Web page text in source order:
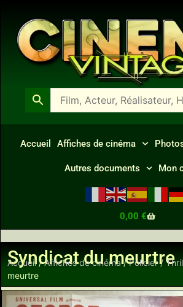
Accueil Affiches de cinéma
Autres documents Mon
0,00 €
Syndicat du meurtre
Accueil/Affiches de cinéma/Policier /
meurtre